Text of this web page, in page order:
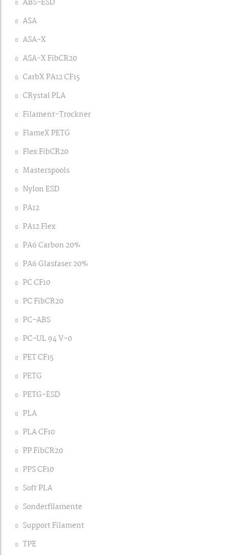
ABS-ESD
ASA
ASA-X
ASA-X FibCR20
CarbX PA12 CF15
CRystal PLA
Filament-Trockner
FlameX PETG
Flex FibCR20
Masterspools
Nylon ESD
PA12
PA12 Flex
PA6 Carbon 20%
PA6 Glasfaser 20%
PC CF10
PC FibCR20
PC-ABS
PC-UL 94 V-0
PET CF15
PETG
PETG-ESD
PLA
PLA CF10
PP FibCR20
PPS CF10
Soft PLA
Sonderfilamente
Support Filament
TPE